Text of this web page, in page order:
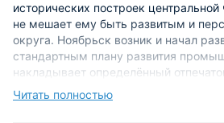
исторических построек
не мешает ему быть развитым и
округа. Ноябрьск возник и начал
стандартным плану развития
накладывает определённый
до того, как появился город, здесь
поэтому Ноябрьск считается
Читать полностью